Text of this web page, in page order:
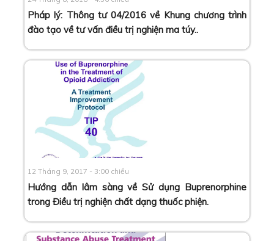
Pháp lý: Thông tư 04/2016 về Khung chương trình
đào tạo về tư vấn điều trị nghiện ma túy..
12 Tháng 9, 2017 - 3:00 chiều
Hướng dẫn lâm sàng về Sử dụng Buprenorphine
trong Điều trị nghiện chất dạng thuốc phiện.